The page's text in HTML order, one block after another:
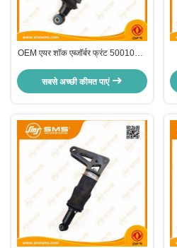
OEM एयर शॉक एब्जॉर्बर फ्रंट 5001020-
सबसे अच्छी कीमत पाएं